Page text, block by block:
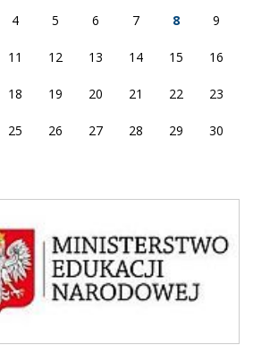
4 5 6 7 8 9
11 12 13 14 15 16
18 19 20 21 22 23
25 26 27 28 29 30